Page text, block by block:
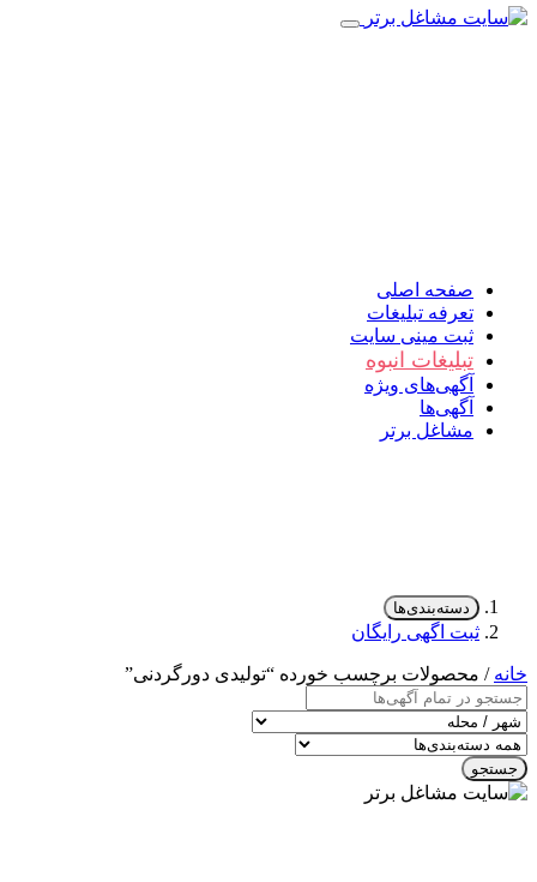
صفحه اصلی
تعرفه تبلیغات
ثبت مینی سایت
تبلیغات انبوه
آگهی‌های ویژه
آگهی‌ها
مشاغل برتر
دسته‌بندی‌ها
ثبت اگهی رایگان
خانه / محصولات برچسب خورده “تولیدی دورگردنی”
جستجو